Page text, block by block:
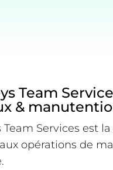
Team
&
Team Services est
opérations de